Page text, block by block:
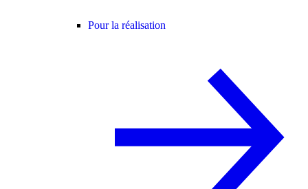
Pour la réalisation